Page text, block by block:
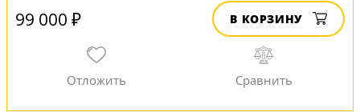
99 000 ₽ В КОРЗИНУ